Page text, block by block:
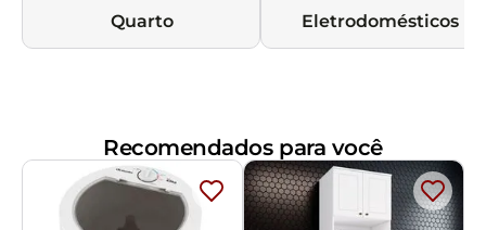
Quarto Eletrodomésticos
Recomendados para você